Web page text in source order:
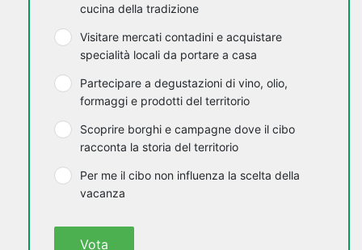
cucina della tradizione
Visitare mercati contadini e acquistare
specialità locali da portare a casa
Partecipare a degustazioni di vino, olio,
formaggi e prodotti del territorio
Scoprire borghi e campagne dove il cibo
racconta la storia del territorio
Per me il cibo non influenza la scelta della
vacanza
Vota